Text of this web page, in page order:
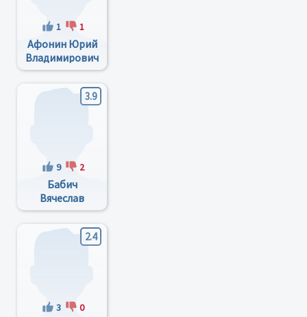
1 1
Афонин Юрий
Владимирович
3.9
9 2
Бабич
Вячеслав
Иванович
2.4
3 0